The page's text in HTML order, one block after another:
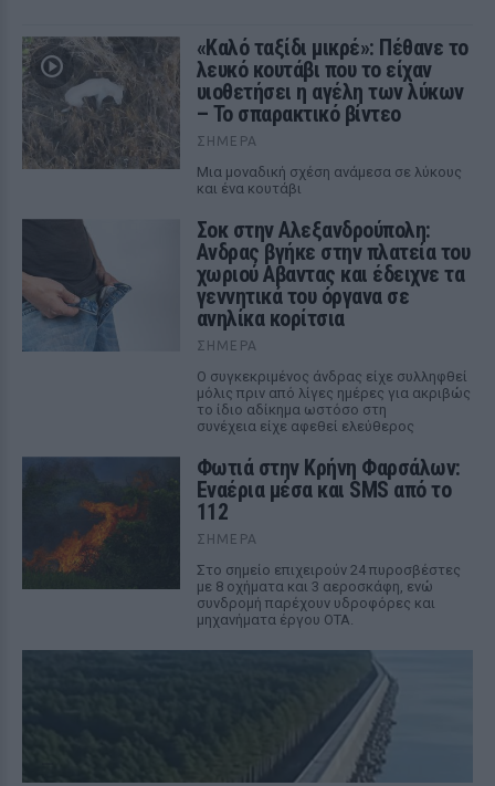
«Καλό ταξίδι μικρέ»: Πέθανε το
λευκό κουτάβι που το είχαν
υιοθετήσει η αγέλη των λύκων
– Το σπαρακτικό βίντεο
ΣΉΜΕΡΑ
Μια μοναδική σχέση ανάμεσα σε λύκους
και ένα κουτάβι
Σοκ στην Αλεξανδρούπολη:
Ανδρας βγήκε στην πλατεία του
χωριού Αβαντας και έδειχνε τα
γεννητικά του όργανα σε
ανηλίκα κορίτσια
ΣΉΜΕΡΑ
Ο συγκεκριμένος άνδρας είχε συλληφθεί
μόλις πριν από λίγες ημέρες για ακριβώς
το ίδιο αδίκημα ωστόσο στη
συνέχεια είχε αφεθεί ελεύθερος
Φωτιά στην Κρήνη Φαρσάλων:
Εναέρια μέσα και SMS από το
112
ΣΉΜΕΡΑ
Στο σημείο επιχειρούν 24 πυροσβέστες
με 8 οχήματα και 3 αεροσκάφη, ενώ
συνδρομή παρέχουν υδροφόρες και
μηχανήματα έργου ΟΤΑ.